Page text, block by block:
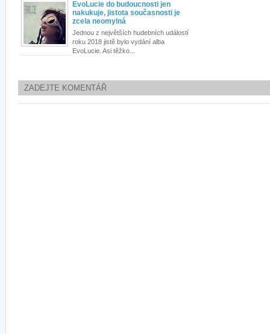
EvoLucie do budoucnosti jen
nakukuje, jistota současnosti je
zcela neomylná
Jednou z největších hudebních událostí
roku 2018 jistě bylo vydání alba
EvoLucie. Asi těžko...
ZADEJTE KOMENTÁŘ